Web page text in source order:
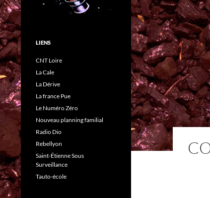
LIENS
CNT Loire
La Cale
La Dérive
La france Pue
Le Numéro Zéro
Nouveau planning familial
Radio Dio
Rebellyon
Saint-Étienne Sous
Surveillance
Tauto-école